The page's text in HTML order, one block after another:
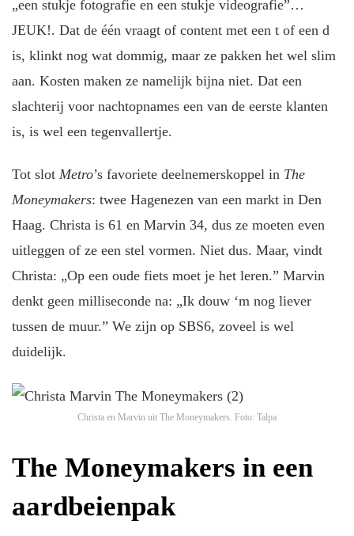
„een stukje fotografie en een stukje videografie”…
JEUK!. Dat de één vraagt of content met een t of een d
is, klinkt nog wat dommig, maar ze pakken het wel slim
aan. Kosten maken ze namelijk bijna niet. Dat een
slachterij voor nachtopnames een van de eerste klanten
is, is wel een tegenvallertje.
Tot slot Metro’s favoriete deelnemerskoppel in The
Moneymakers: twee Hagenezen van een markt in Den
Haag. Christa is 61 en Marvin 34, dus ze moeten even
uitleggen of ze een stel vormen. Niet dus. Maar, vindt
Christa: „Op een oude fiets moet je het leren.” Marvin
denkt geen milliseconde na: „Ik douw ‘m nog liever
tussen de muur.” We zijn op SBS6, zoveel is wel
duidelijk.
Christa en Marvin uit The Moneymakers. Foto: Talpa
The Moneymakers in een
aardbeienpak